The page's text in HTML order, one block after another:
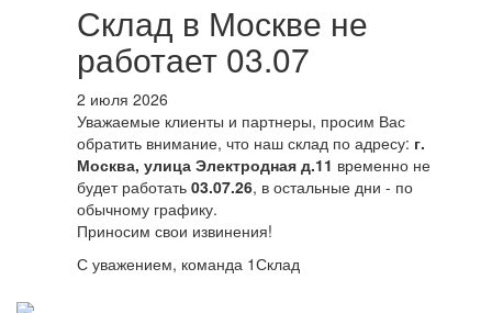
Склад в Москве не
работает 03.07
2 июля 2026
Уважаемые клиенты и партнеры, просим Вас
обратить внимание, что наш склад по адресу: г.
Москва, улица Электродная д.11 временно не
будет работать 03.07.26, в остальные дни - по
обычному графику.
Приносим свои извинения!
С уважением, команда 1Склад